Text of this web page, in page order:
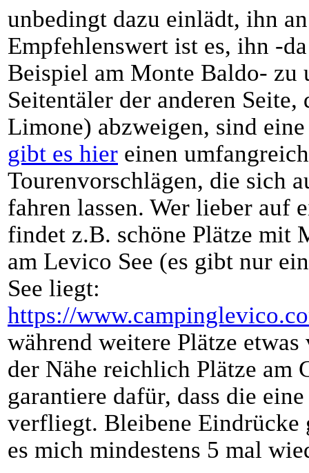
unbedingt dazu einlädt, ihn
Empfehlenswert ist es, ihn -
Beispiel am Monte Baldo- zu
Seitentäler der anderen
Limone) abzweigen, sind
gibt es hier einen
Tourenvorschlägen, die sich
fahren lassen. Wer lieber auf
findet z.B. schöne Plätze mit
am Levico See (es gibt nur
See liegt:
https://
während weitere Plätze
der Nähe reichlich Plätze am
garantiere dafür, dass die
verfliegt. Bleibene Eindrücke
es mich mindestens 5 mal